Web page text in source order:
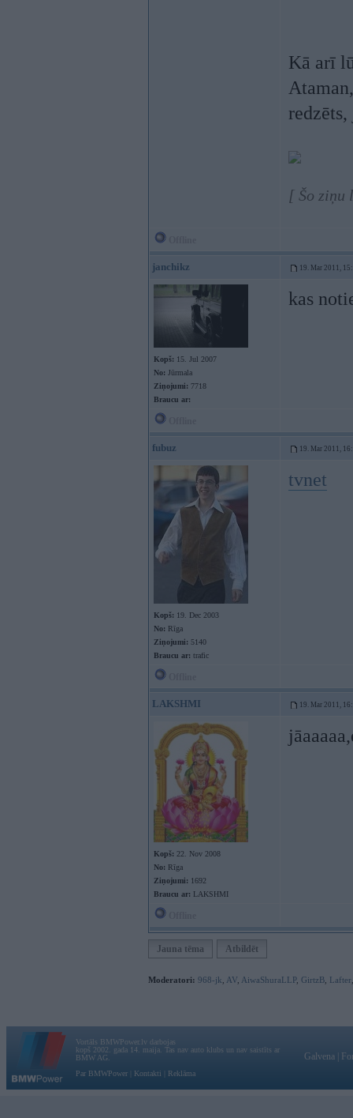
Kā arī
[ Šo ziņu
janchikz 19. Mar 2011,
Kopš: 15. Jul 2007
No: Jūrmala
Ziņojumi: 7718
Braucu ar:
kas
fubuz 19. Mar 2011,
Kopš: 19. Dec 2003
No: Rīga
Ziņojumi: 5140
Braucu ar: trafic
tvnet
LAKSHMI 19. Mar 2011,
Kopš: 22. Nov 2008
No: Rīga
Ziņojumi: 1692
Braucu ar: LAKSHMI
Jauna tēma Atbildēt
Moderatori: 968-jk AV AiwaShuraLLP, GirtzB Lafter
Vortāls BMWPower.lv darbojas
kopš 2002. gada 14. maija. Tas nav auto klubs un nav saistīts ar
BMW AG.
Par BMWPower
Kontakti Reklāma
Galvena